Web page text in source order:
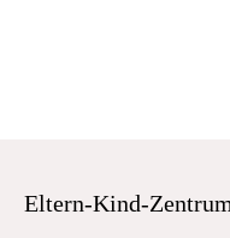
Eltern-Kind-